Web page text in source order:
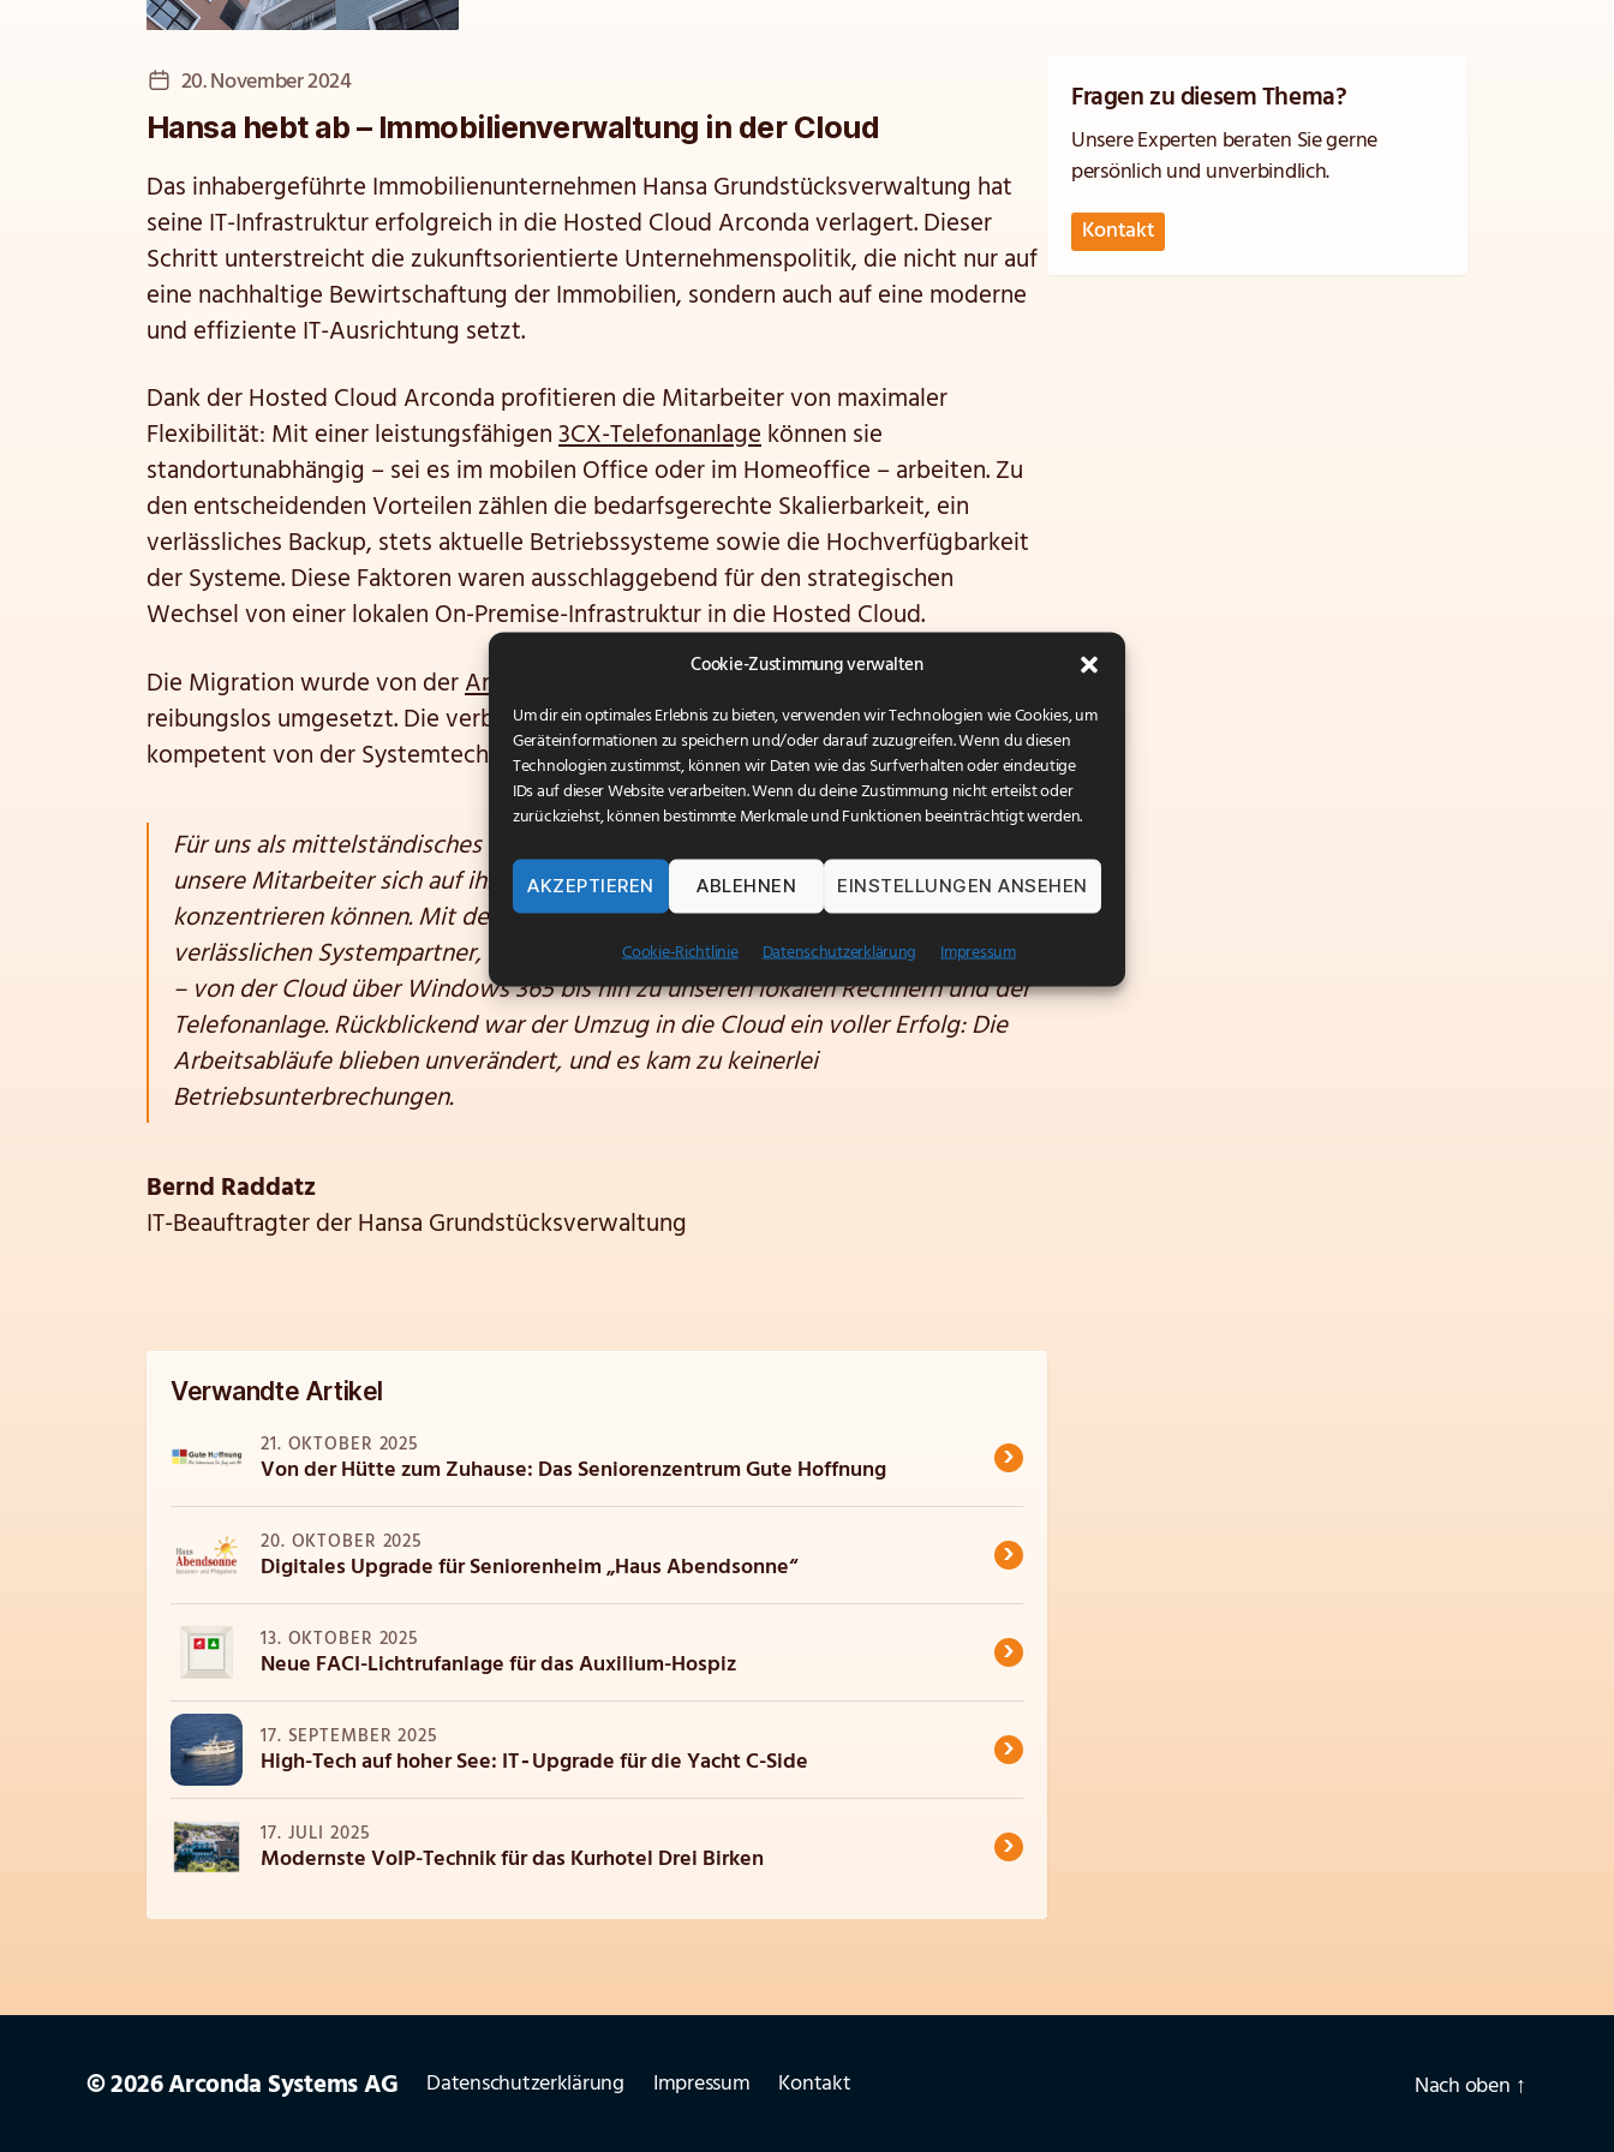
Cookie-Zustimmung verwalten
Um dir ein optimales Erlebnis zu bieten, verwenden wir Technologien wie Cookies, um
Geräteinformationen zu speichern und/oder darauf zuzugreifen. Wenn du diesen
Technologien zustimmst, können wir Daten wie das Surfverhalten oder eindeutige
IDs auf dieser Website verarbeiten. Wenn du deine Zustimmung nicht erteilst oder
zurückziehst, können bestimmte Merkmale und Funktionen beeinträchtigt werden.
AKZEPTIEREN ABLEHNEN EINSTELLUNGEN ANSEHEN
Cookie-Richtlinie Datenschutzerklärung Impressum
Veröffentlichungsdatum
20. November 2024
Hansa hebt ab – Immobilienverwaltung in der Cloud
Das inhabergeführte Immobilienunternehmen Hansa Grundstücksverwaltung hat
seine IT-Infrastruktur erfolgreich in die Hosted Cloud Arconda verlagert. Dieser
Schritt unterstreicht die zukunftsorientierte Unternehmenspolitik, die nicht nur auf
eine nachhaltige Bewirtschaftung der Immobilien, sondern auch auf eine moderne
und effiziente IT-Ausrichtung setzt.
Dank der Hosted Cloud Arconda profitieren die Mitarbeiter von maximaler
Flexibilität: Mit einer leistungsfähigen3CX-Telefonanlagekönnen sie
standortunabhängig – sei es im mobilen Office oder im Homeoffice – arbeiten. Zu
den entscheidenden Vorteilen zählen die bedarfsgerechte Skalierbarkeit, ein
verlässliches Backup, stets aktuelle Betriebssysteme sowie die Hochverfügbarkeit
der Systeme. Diese Faktoren waren ausschlaggebend für den strategischen
Wechsel von einer lokalen On-Premise-Infrastruktur in die Hosted Cloud.
Die Migration wurde von derArconda Systems AG professionell geplant und
reibungslos umgesetzt. Die verbleibende lokale Infrastruktur wird weiterhin
kompetent von der Systemtechnik-Abteilung der Arconda Systems AG betreut.
Für uns als mittelständisches Wohnungsunternehmen ist es essenziell, dass
unsere Mitarbeiter sich auf ihre Kernkompetenzen in der Immobilienwirtschaft
konzentrieren können. Mit der Arconda Systems AG haben wir einen
verlässlichen Systempartner, der sich um unsere gesamte IT-Landschaft kümmert
– von der Cloud über Windows 365 bis hin zu unseren lokalen Rechnern und der
Telefonanlage. Rückblickend war der Umzug in die Cloud ein voller Erfolg: Die
Arbeitsabläufe blieben unverändert, und es kam zu keinerlei
Betriebsunterbrechungen.
Bernd Raddatz
IT-Beauftragter der Hansa Grundstücksverwaltung
Verwandte Artikel
21. OKTOBER 2025
Von der Hütte zum Zuhause: Das Seniorenzentrum Gute Hoffnung ›
20. OKTOBER 2025
Digitales Upgrade für Seniorenheim „Haus Abendsonne“ ›
13. OKTOBER 2025
Neue FACI-Lichtrufanlage für das Auxilium-Hospiz ›
17. SEPTEMBER 2025
High-Tech auf hoher See: IT‑Upgrade für die Yacht C-Side ›
17. JULI 2025
Modernste VoIP-Technik für das Kurhotel Drei Birken ›
Fragen zu diesem Thema?
Unsere Experten beraten Sie gerne
persönlich und unverbindlich.
Kontakt
© 2026 Arconda Systems AG Datenschutzerklärung Impressum Kontakt Nach oben ↑